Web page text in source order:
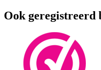
Ook geregistreerd